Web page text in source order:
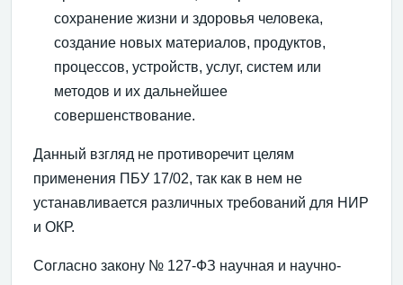
сохранение жизни и здоровья человека,
создание новых материалов, продуктов,
процессов, устройств, услуг, систем или
методов и их дальнейшее
совершенствование.
Данный взгляд не противоречит целям
применения ПБУ 17/02, так как в нем не
устанавливается различных требований для НИР
и ОКР.
Согласно закону № 127-ФЗ научная и научно-